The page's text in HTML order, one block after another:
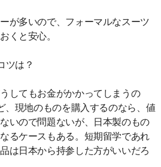
が多いので、フォーマルなスーツ
くと安心。
ツは？
してもお金がかかってしまうの
、現地のものを購入するのなら、値
いので問題ないが、日本製のもの
るケースもある。短期留学であれ
は日本から持参した方がいいだろ